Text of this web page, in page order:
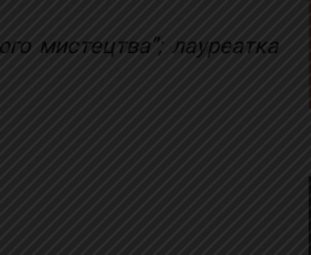
мистецтва"; лауреатка